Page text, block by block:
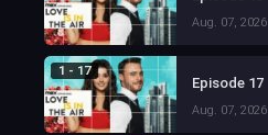
Aug. 07, 2026
1 - 17
Episode 17
Aug. 07, 2026